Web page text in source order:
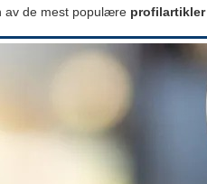
av de mest populære